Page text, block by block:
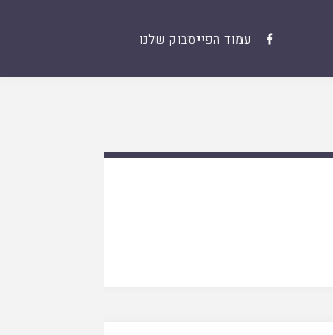
 עמוד הפייסבוק שלנו